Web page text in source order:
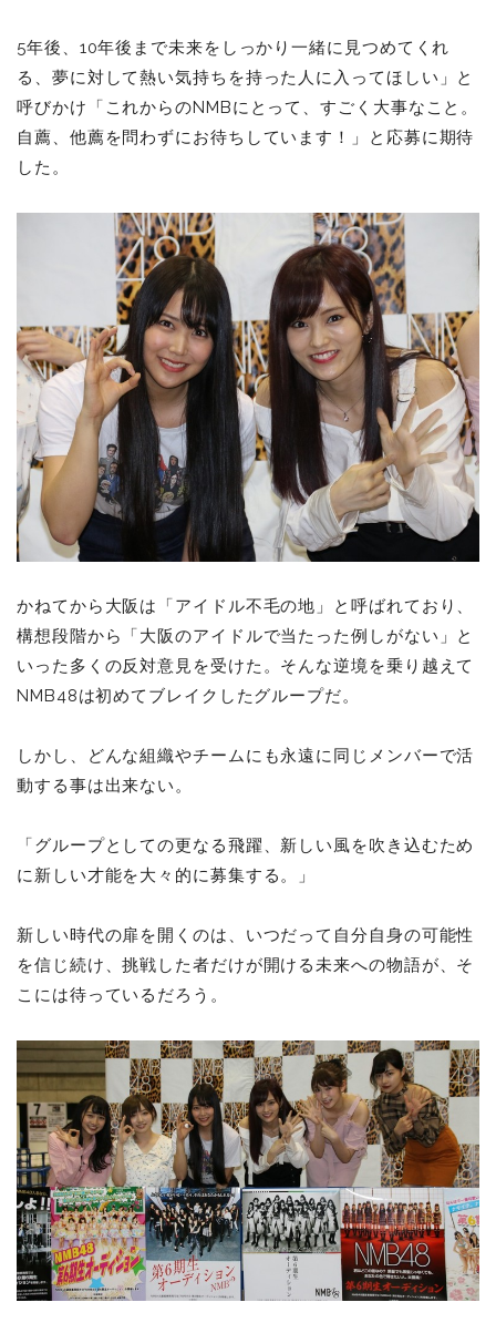
5年後、10年後まで未来をしっかり一緒に見つめてくれ
る、夢に対して熱い気持ちを持った人に入ってほしい」と
呼びかけ「これからのNMBにとって、すごく大事なこと。
自薦、他薦を問わずにお待ちしています！」と応募に期待
した。
かねてから大阪は「アイドル不毛の地」と呼ばれており、
構想段階から「大阪のアイドルで当たった例しがない」と
いった多くの反対意見を受けた。そんな逆境を乗り越えて
NMB48は初めてブレイクしたグループだ。
しかし、どんな組織やチームにも永遠に同じメンバーで活
動する事は出来ない。
「グループとしての更なる飛躍、新しい風を吹き込むため
に新しい才能を大々的に募集する。」
新しい時代の扉を開くのは、いつだって自分自身の可能性
を信じ続け、挑戦した者だけが開ける未来への物語が、そ
こには待っているだろう。